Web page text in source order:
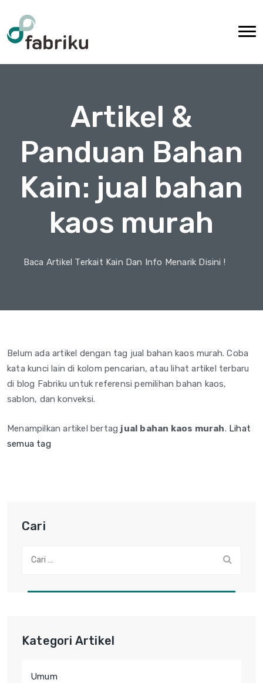
Artikel &
Panduan Bahan
Kain: jual bahan
kaos murah
Baca Artikel Terkait Kain Dan Info Menarik Disini !
Belum ada artikel dengan tag jual bahan kaos murah. Coba
kata kunci lain di kolom pencarian, atau lihat artikel terbaru
di blog Fabriku untuk referensi pemilihan bahan kaos,
sablon, dan konveksi.
Menampilkan artikel bertag jual bahan kaos murah. Lihat
semua tag
Cari
Kategori Artikel
Umum